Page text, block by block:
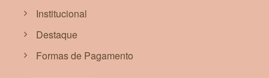
Institucional
Destaque
Formas de Pagamento